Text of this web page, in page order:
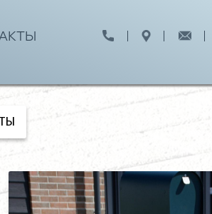
ПО УКЛАДКЕ
И ЭКСПЛУАТАЦИЯ БОРТОВОГО
И ЭКСПЛУАТАЦИЯ СТУПЕНЕЙ
информация